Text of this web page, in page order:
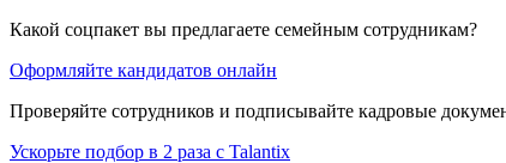
Какой соцпакет вы предлагаете семейным сотрудникам?
Оформляйте кандидатов онлайн
Проверяйте сотрудников и подписывайте кадровые
Ускорьте подбор в 2 раза с Talantix